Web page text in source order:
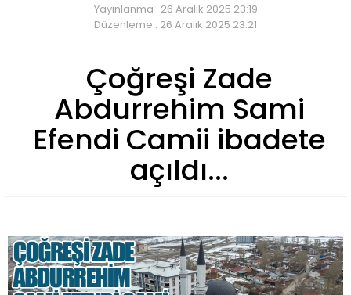
Yayınlanma : 26 Aralık 2025 23:19
Düzenleme : 26 Aralık 2025 23:21
Çoğreşi Zade
Abdurrehim Sami
Efendi Camii ibadete
açıldı...